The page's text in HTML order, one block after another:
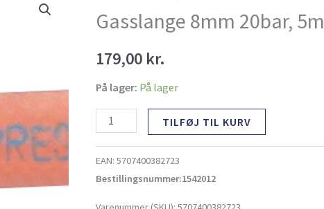
Gasslange 8mm 20bar, 5m
179,00 kr.
På lager: På lager
5m
TILFØJ TIL KURV
EAN:5707400382723
Bestillingsnummer:1542012